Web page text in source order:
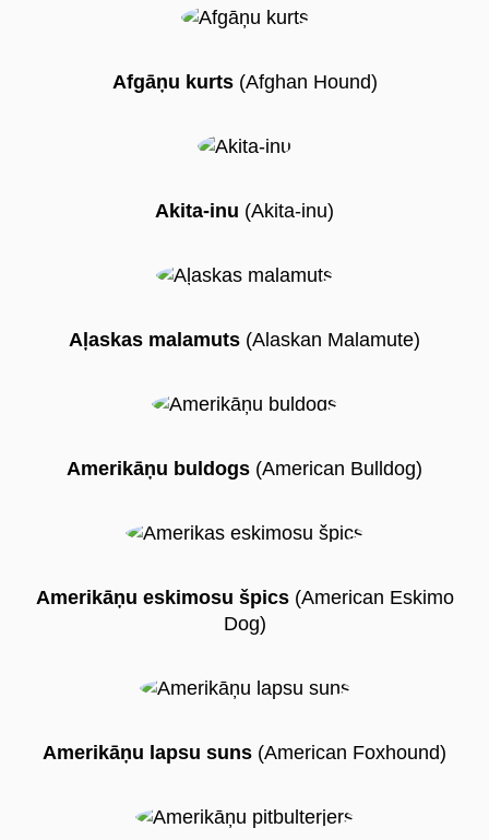
Afgāņu kurts(Afghan Hound)
Akita-inu (Akita-inu)
Aļaskas malamuts (Alaskan Malamute)
Amerikāņu buldogs (American Bulldog)
Amerikāņu eskimosu špics(American Eskimo
Dog)
Amerikāņu lapsu suns (American Foxhound)